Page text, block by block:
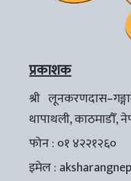
प्रकाशक
श्री
थापाथली, काठमाडौँ,
फोन : ०१ ४२२१२६०
इमेल :